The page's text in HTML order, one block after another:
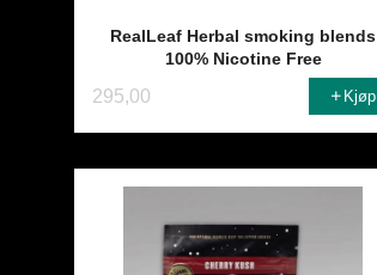
RealLeaf Herbal smoking blends
100% Nicotine Free
295,00 Kjøp